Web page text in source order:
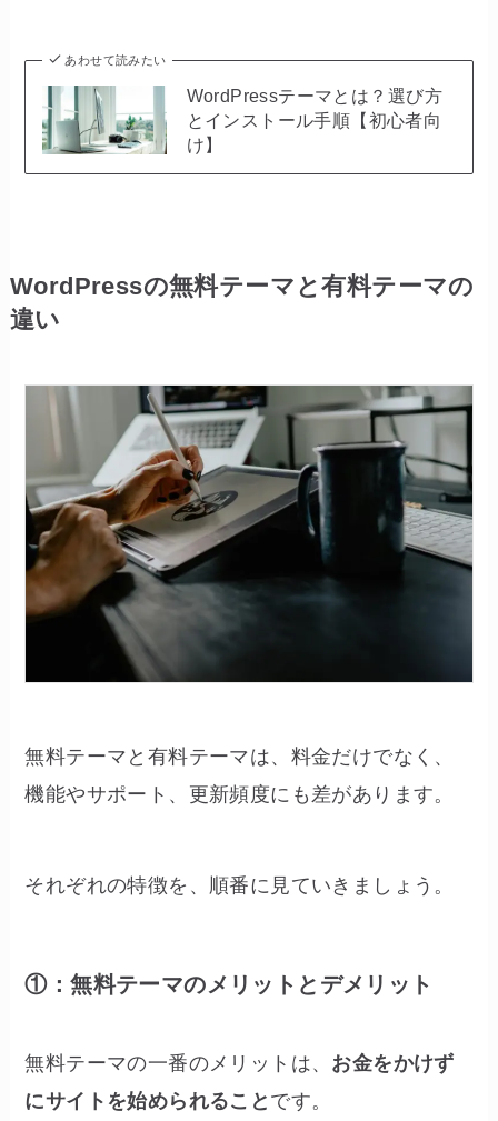
あわせて読みたい
WordPressテーマとは？選び方
とインストール手順【初心者向
け】
WordPressの無料テーマと有料テーマの
違い
無料テーマと有料テーマは、料金だけでなく、
機能やサポート、更新頻度にも差があります。
それぞれの特徴を、順番に見ていきましょう。
①：無料テーマのメリットとデメリット
無料テーマの一番のメリットは、 お金をかけず
にサイトを始められること です。